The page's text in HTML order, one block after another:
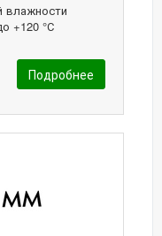
влажности
+120 °С
Подробнее